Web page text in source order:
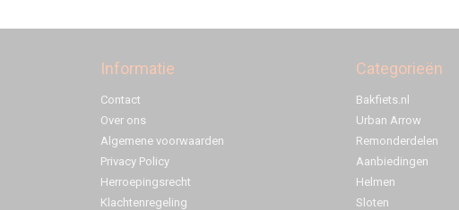
Informatie
Contact
Over ons
Algemene voorwaarden
Privacy Policy
Herroepingsrecht
Klachtenregeling
Categorieën
Bakfiets.nl
Urban Arrow
Remonderdelen
Aanbiedingen
Helmen
Sloten